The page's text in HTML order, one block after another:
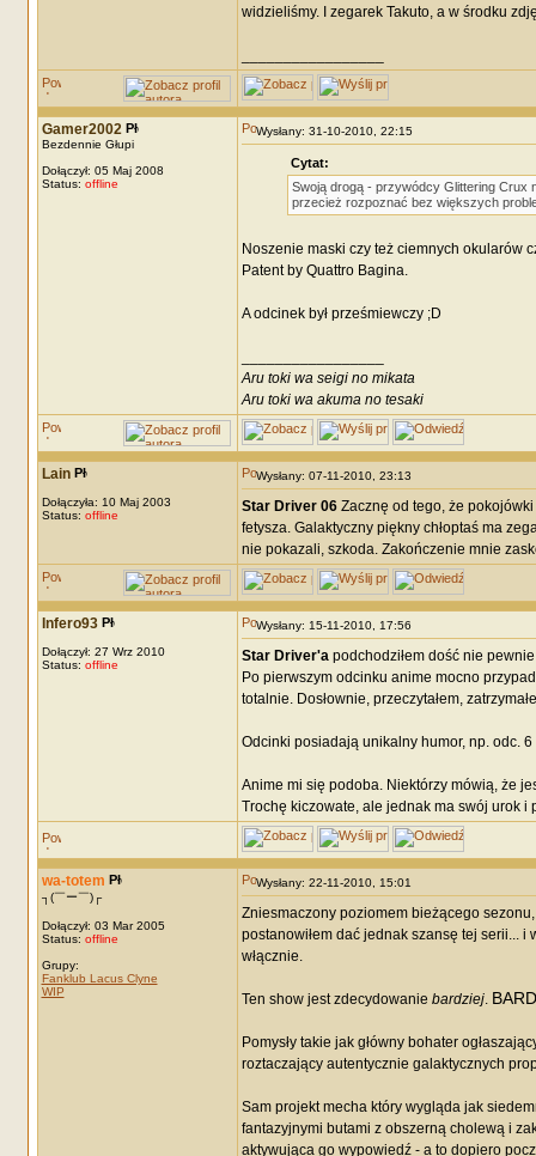
widzieliśmy. I zegarek Takuto, a w środku
Gamer2002
Bezdennie Głupi
Dołączył: 05 Maj 2008
Status: offline
Wysłany: 31-10-2010, 22:15
Cytat:
Swoją drogą - przywódcy Glittering Crux
przecież rozpoznać bez większych
Noszenie maski czy też ciemnych okularów
Patent by Quattro Bagina.
A odcinek był prześmiewczy ;D
Aru toki wa seigi no mikata
Aru toki wa akuma no tesaki
Lain
Dołączyła: 10 Maj 2003
Status: offline
Wysłany: 07-11-2010, 23:13
Star Driver 06Zacznę od tego, że
fetysza. Galaktyczny piękny chłoptaś ma
nie pokazali, szkoda. Zakończenie mnie
Infero93
Dołączył: 27 Wrz 2010
Status: offline
Wysłany: 15-11-2010, 17:56
Star Driver'apodchodziłem dość nie
Po pierwszym odcinku anime mocno
totalnie. Dosłownie, przeczytałem,
Odcinki posiadają unikalny humor, np. odc.
Anime mi się podoba. Niektórzy mówią, że
Trochę kiczowate, ale jednak ma swój urok i
wa-totem
┐(￣ー￣)┌
Dołączył: 03 Mar 2005
Status: offline
Grupy:
Fanklub Lacus Clyne
WIP
Wysłany: 22-11-2010, 15:01
Zniesmaczony poziomem bieżącego
postanowiłem dać jednak szansę tej serii...
włącznie.
Ten show jest zdecydowanie bardziej.
Pomysły takie jak główny bohater
roztaczający autentycznie galaktycznych
Sam projekt mecha który wygląda jak
fantazyjnymi butami z obszerną cholewą i
aktywująca go wypowiedź - a to dopiero